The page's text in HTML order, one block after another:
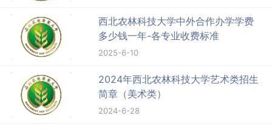
西北农林科技大学中外合作办学学费
多少钱一年-各专业收费标准
2025-6-10
2024年西北农林科技大学艺术类招生
简章（美术类）
2024-6-28